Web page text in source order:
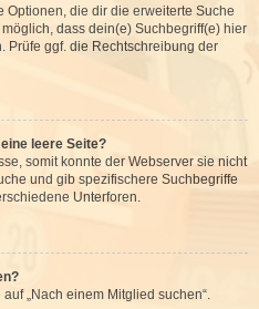
die dir die erweiterte Suche
dass dein(e) Suchbegriff(e) hier
Prüfe ggf. die Rechtschreibung der
leere Seite?
somit konnte der Webserver sie nicht
und gib spezifischere Suchbegriffe
Unterforen.
„Nach einem Mitglied suchen“.